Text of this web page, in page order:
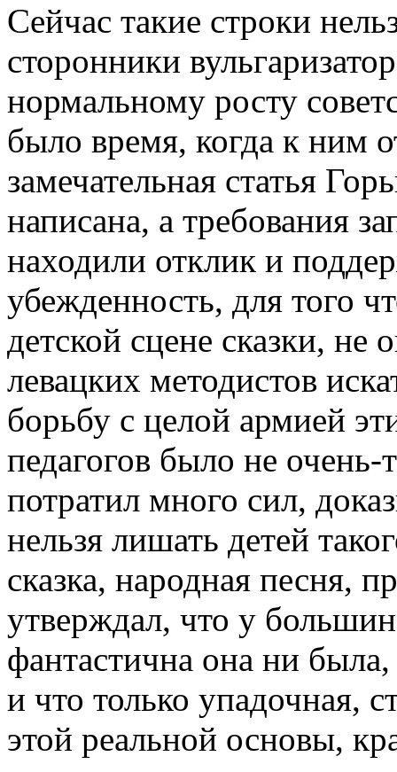
Сейчас такие строки
сторонники
нормальному росту
было время, когда к ним
замечательная статья
написана, а требования
находили отклик и
убежденность, для того
детской сцене сказки, не
левацких методистов
борьбу с целой армией
педагогов было не
потратил много сил,
нельзя лишать детей
сказка, народная песня,
утверждал, что у
фантастична она ни
и что только упадочная,
этой реальной основы,